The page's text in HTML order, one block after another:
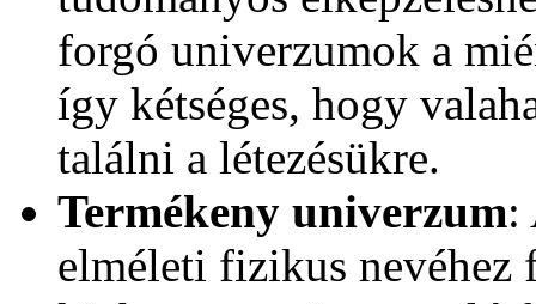
forgó univerzumok a
így kétséges, hogy
találni a létezésükre.
Termékeny univerzum:
elméleti fizikus nevéhez